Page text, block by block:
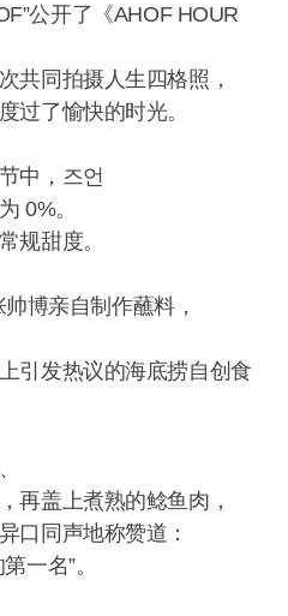
公开了《AHOF HOUR
共同拍摄人生四格照，
过了愉快的时光。
中，즈언
0%。
规甜度。
博亲自制作蘸料，
引发热议的海底捞自创食
再盖上煮熟的鲶鱼肉，
口同声地称赞道：
一名”。